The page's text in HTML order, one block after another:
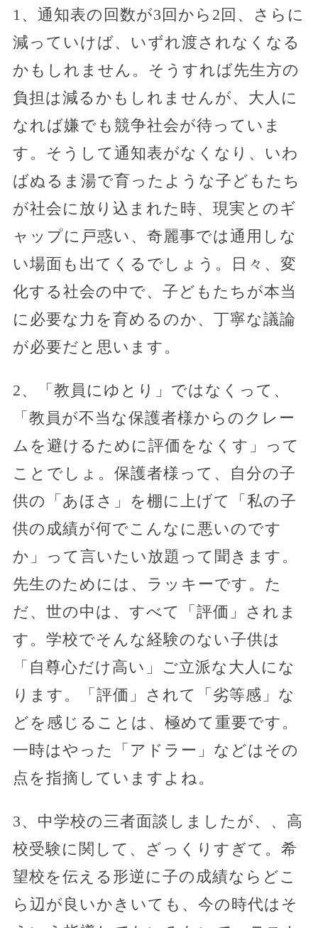
1、通知表の回数が3回から2回、さらに
減っていけば、いずれ渡されなくなる
かもしれません。そうすれば先生方の
負担は減るかもしれませんが、大人に
なれば嫌でも競争社会が待っていま
す。そうして通知表がなくなり、いわ
ばぬるま湯で育ったような子どもたち
が社会に放り込まれた時、現実とのギ
ャップに戸惑い、奇麗事では通用しな
い場面も出てくるでしょう。日々、変
化する社会の中で、子どもたちが本当
に必要な力を育めるのか、丁寧な議論
が必要だと思います。
2、「教員にゆとり」ではなくって、
「教員が不当な保護者様からのクレー
ムを避けるために評価をなくす」って
ことでしょ。保護者様って、自分の子
供の「あほさ」を棚に上げて「私の子
供の成績が何でこんなに悪いのです
か」って言いたい放題って聞きます。
先生のためには、ラッキーです。た
だ、世の中は、すべて「評価」されま
す。学校でそんな経験のない子供は
「自尊心だけ高い」ご立派な大人にな
ります。「評価」されて「劣等感」な
どを感じることは、極めて重要です。
一時はやった「アドラー」などはその
点を指摘していますよね。
3、中学校の三者面談しましたが、、高
校受験に関して、ざっくりすぎて。希
望校を伝える形逆に子の成績ならどこ
ら辺が良いかきいても、今の時代はそ